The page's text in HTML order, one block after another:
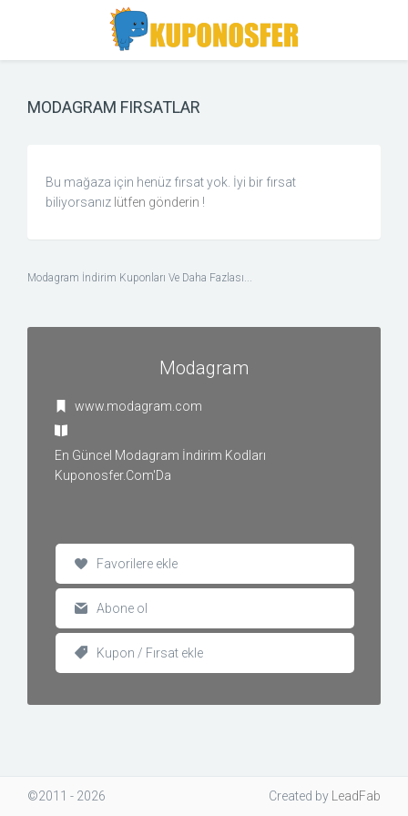
navigation
MODAGRAM FIRSATLAR
Bu mağaza için henüz fırsat yok. İyi bir fırsat
biliyorsanız lütfen gönderin !
Modagram İndirim Kuponları Ve Daha Fazlası...
Modagram
www.modagram.com
En Güncel Modagram İndirim Kodları
Kuponosfer.Com'Da
Favorilere ekle
Abone ol
Kupon / Fırsat ekle
©2011 - 2026 Created by LeadFab